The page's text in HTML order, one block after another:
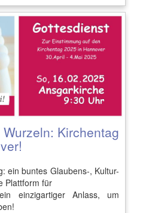
Kirchentag
ein buntes Glaubens-, Kultur-
Plattform für
einzigartiger Anlass, um